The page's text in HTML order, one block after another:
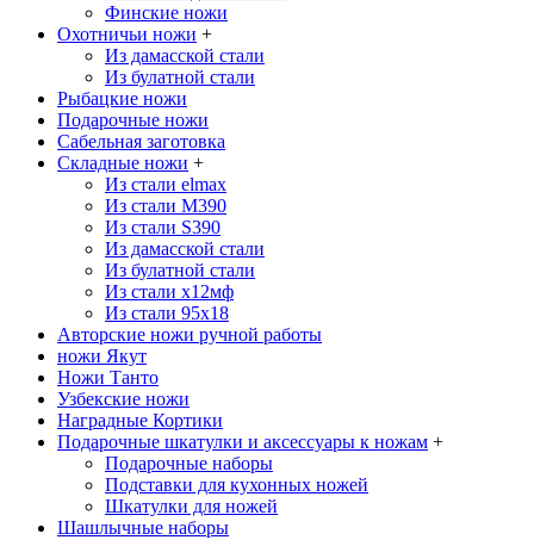
Финские ножи
Охотничьи ножи +
Из дамасской стали
Из булатной стали
Рыбацкие ножи
Подарочные ножи
Сабельная заготовка
Складные ножи +
Из стали elmax
Из стали М390
Из стали S390
Из дамасской стали
Из булатной стали
Из стали х12мф
Из стали 95х18
Авторские ножи ручной работы
ножи Якут
Ножи Танто
Узбекские ножи
Наградные Кортики
Подарочные шкатулки и аксессуары к ножам +
Подарочные наборы
Подставки для кухонных ножей
Шкатулки для ножей
Шашлычные наборы